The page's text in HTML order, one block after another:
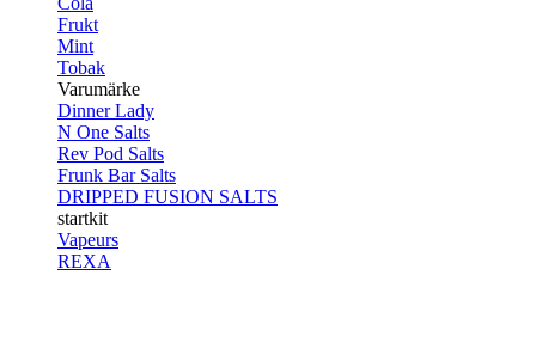
Frukt
Mint
Tobak
Varumärke
Dinner Lady
N One Salts
Rev Pod Salts
Frunk Bar Salts
DRIPPED FUSION SALTS
startkit
Vapeurs
REXA